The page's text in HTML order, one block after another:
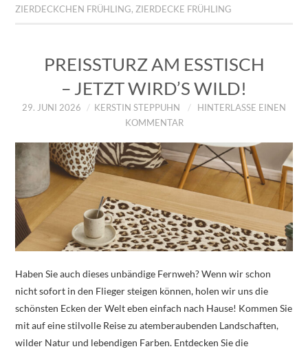
ZIERDECKCHEN FRÜHLING, ZIERDECKE FRÜHLING
PREISSTURZ AM ESSTISCH
– JETZT WIRD’S WILD!
29. JUNI 2026 KERSTIN STEPPUHN
HINTERLASSE EINEN
KOMMENTAR
Haben Sie auch dieses unbändige Fernweh? Wenn wir schon
nicht sofort in den Flieger steigen können, holen wir uns die
schönsten Ecken der Welt eben einfach nach Hause! Kommen Sie
mit auf eine stilvolle Reise zu atemberaubenden Landschaften,
wilder Natur und lebendigen Farben. Entdecken Sie die